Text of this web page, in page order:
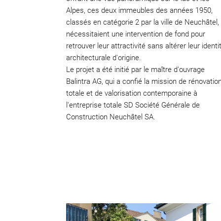
Alpes, ces deux immeubles des années 1950,
classés en catégorie 2 par la ville de Neuchâtel,
nécessitaient une intervention de fond pour
retrouver leur attractivité sans altérer leur
architecturale d'origine.
Le projet a été initié par le maître d'ouvrage
Balintra AG, qui a confié la mission de
totale et de valorisation contemporaine à
l'entreprise totale SD Société Générale de
Construction Neuchâtel SA.